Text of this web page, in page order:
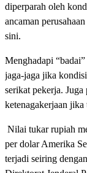
diperparah oleh
ancaman
sini.
Menghadapi
jaga-jaga jika
serikat pekerja.
ketenagakerjaan
Nilai tukar rupiah
per dolar Amerika
terjadi seiring